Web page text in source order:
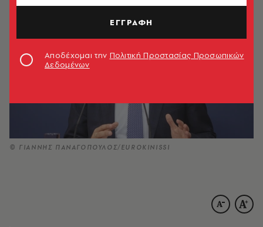
© ΓΙΑΝΝΗΣ ΠΑΝΑΓΟΠΟΥΛΟΣ/EUROKINISSI
ΕΓΓΡΑΦΗ
Αποδέχομαι την Πολιτική Προστασίας Προσωπικών
Δεδομένων